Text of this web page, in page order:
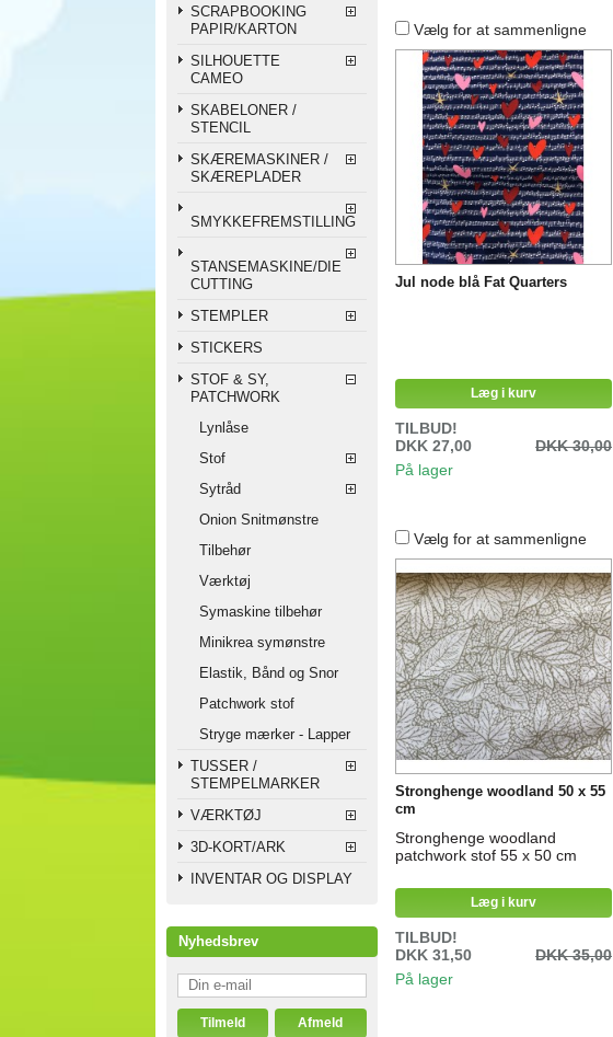
SCRAPBOOKING
PAPIR/KARTON
SILHOUETTE
CAMEO
SKABELONER /
STENCIL
SKÆREMASKINER /
SKÆREPLADER
SMYKKEFREMSTILLING
STANSEMASKINE/DIE
CUTTING
STEMPLER
STICKERS
STOF & SY,
PATCHWORK
Lynlåse
Stof
Sytråd
Onion Snitmønstre
Tilbehør
Værktøj
Symaskine tilbehør
Minikrea symønstre
Elastik, Bånd og Snor
Patchwork stof
Stryge mærker - Lapper
TUSSER /
STEMPELMARKER
VÆRKTØJ
3D-KORT/ARK
INVENTAR OG DISPLAY
Nyhedsbrev
Vælg for at sammenligne
Jul node blå Fat Quarters
Læg i kurv
TILBUD!
DKK 27,00
DKK 30,00
På lager
Vælg for at sammenligne
Stronghenge woodland 50 x 55
cm
Stronghenge woodland
patchwork stof 55 x 50 cm
Læg i kurv
TILBUD!
DKK 31,50
DKK 35,00
På lager